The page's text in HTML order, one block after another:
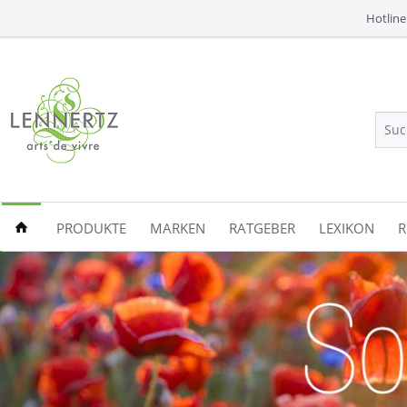
PRODUKTE MARKEN RATGEBER LEXIKON